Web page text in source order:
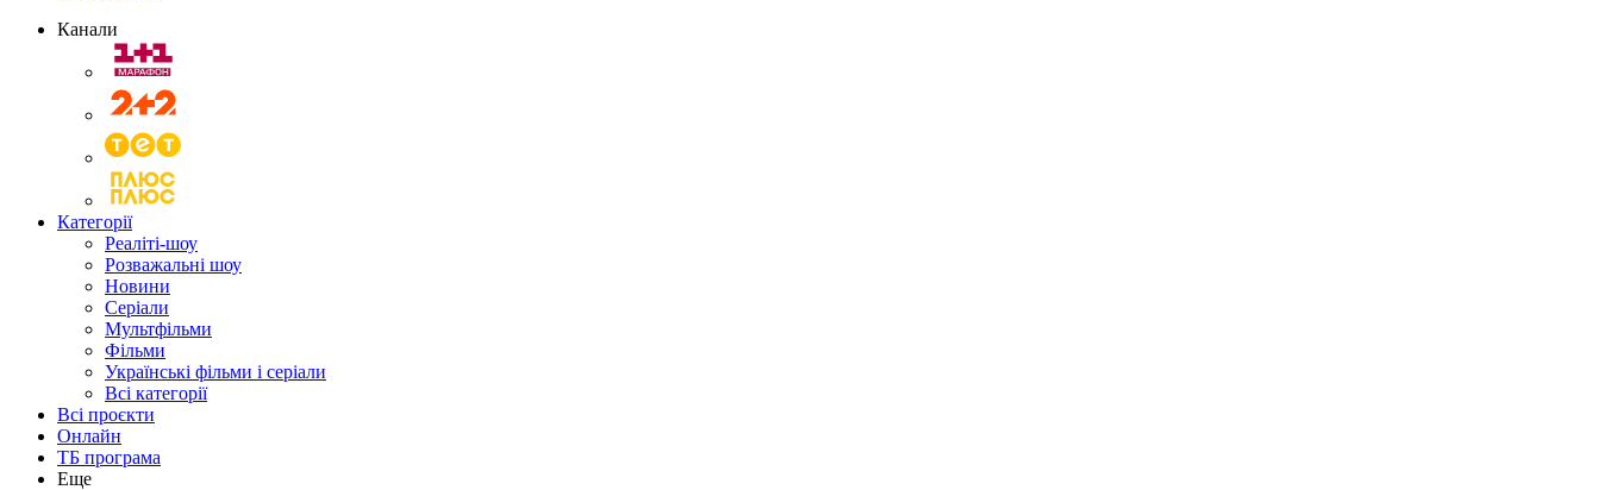
Канали
Категорії
Реаліті-шоу
Розважальні шоу
Новини
Серіали
Мультфільми
Фільми
Українські фільми і серіали
Всі категорії
Всі проєкти
Онлайн
ТБ програма
Еще